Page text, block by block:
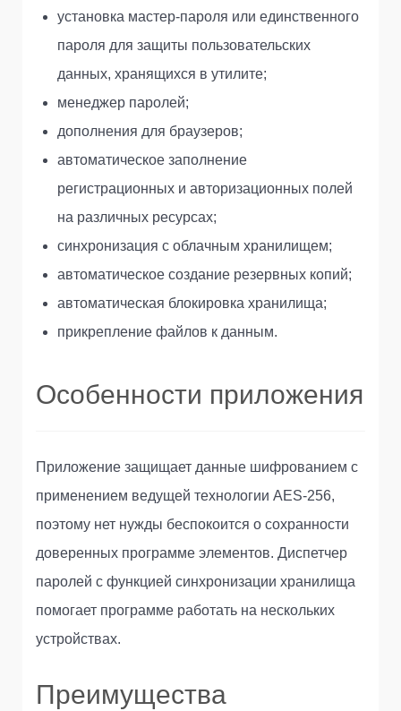
установка мастер-пароля или единственного
пароля для защиты пользовательских
данных, хранящихся в утилите;
менеджер паролей;
дополнения для браузеров;
автоматическое заполнение
регистрационных и авторизационных полей
на различных ресурсах;
синхронизация с облачным хранилищем;
автоматическое создание резервных копий;
автоматическая блокировка хранилища;
прикрепление файлов к данным.
Особенности приложения
Приложение защищает данные шифрованием с
применением ведущей технологии AES-256,
поэтому нет нужды беспокоится о сохранности
доверенных программе элементов. Диспетчер
паролей с функцией синхронизации хранилища
помогает программе работать на нескольких
устройствах.
Преимущества